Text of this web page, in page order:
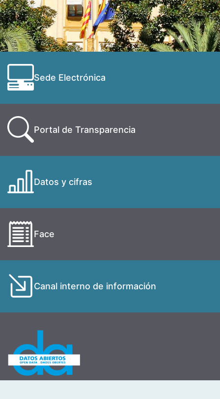
Sede Electrónica
Portal de Transparencia
Datos y cifras
Face
Canal interno de información